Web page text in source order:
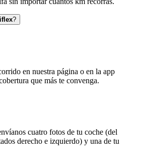
?
en nuestra página o en la app
que más te convenga.
cuatro fotos de tu coche (del
derecho e izquierdo) y una de tu